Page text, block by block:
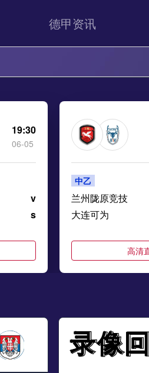
德甲资讯
19:30
06-05
v
s
中乙
兰州陇原竞技
大连可为
高清
录像
录像